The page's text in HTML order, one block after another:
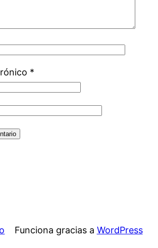
*
Funciona gracias a WordPress